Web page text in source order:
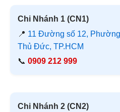
Chi Nhánh 1 (CN1)
📍 11 Đường số 12,
Thủ Đức, TP.HCM
📞 0909 212 999
Chi Nhánh 2 (CN2)